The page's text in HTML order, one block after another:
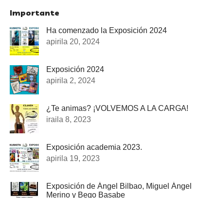
Importante
Ha comenzado la Exposición 2024
apirila 20, 2024
Exposición 2024
apirila 2, 2024
¿Te animas? ¡VOLVEMOS A LA CARGA!
iraila 8, 2023
Exposición academia 2023.
apirila 19, 2023
Exposición de Ángel Bilbao, Miguel Ángel
Merino y Bego Basabe